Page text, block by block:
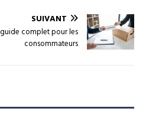
SUIVANT
complet pour les
consommateurs